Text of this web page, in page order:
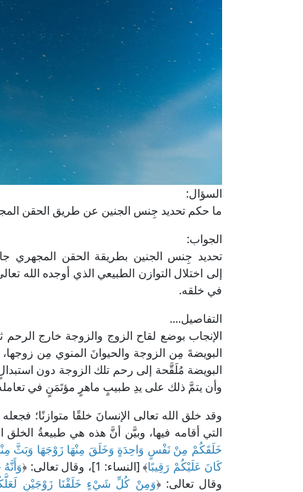
السؤال:
ما حكم تحديد جِنس الجنين عن طريق الحقن
الجواب:
تحديد جِنس الجنين بطريقة الحقن المجهري
إلى اختلال التوازن الطبيعي الذي أوجده الله
في خلقه.
التفاصيل....
الإنجاب بوضع لقاح الزوج والزوجة خارج
البويضةَ مِن الزوجة والحيوانَ المنوي مِن
البويضة مُلَقَّحة إلى رحم تلك الزوجة دون
وأن يتمَّ ذلك على يدِ طبيبٍ ماهرٍ مؤتَمَنٍ في
وقد خلق الله تعالى الإنسانَ خلقًا متوازنًا؛
التي أقامه فيها، وبيَّن أنَّ هذه هي طبيعةُ
خَلَقَكُمْ مِنْ نَفْسٍ وَاحِدَةٍ وَخَلَقَ مِنْهَا زَوْجَهَا وَبَثَّ
كَانَ عَلَيْكُمْ رَقِيبًا﴾ [النساء: 1]، وقال تعالى: ﴿
وقال تعالى: ﴿وَمِنْ كُلِّ شَيْءٍ خَلَقْنَا زَوْجَيْنِ